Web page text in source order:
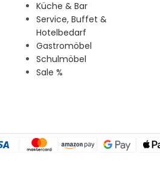
Küche & Bar
Service, Buffet &
Hotelbedarf
Gastromöbel
Schulmöbel
Sale %